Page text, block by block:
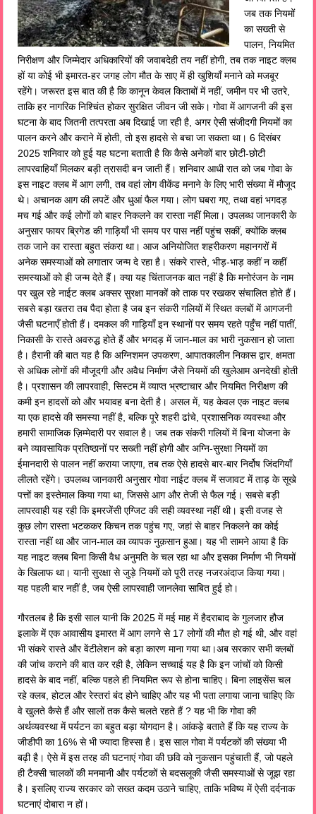
जब तक नियमों
का सख्ती से
पालन, नियमित
निरीक्षण और जिम्मेदार अधिकारियों की जवाबदेही तय नहीं होगी, तब तक नाइट क्लब
हों या कोई भी इमारत-हर जगह लोग मौत के साए में ही खुशियाँ मनाने को मजबूर
रहेंगे। जरूरत इस बात की है कि कानून केवल किताबों में नहीं, जमीन पर भी उतरे,
ताकि हर नागरिक निश्चिंत होकर सुरक्षित जीवन जी सके। गोवा में आगजनी की इस
घटना के बाद जितनी तत्परता अब दिखाई जा रही है, अगर ऐसी संजीदगी नियमों का
पालन करने और कराने में होती, तो इस हादसे से बचा जा सकता था। 6 दिसंबर
2025 शनिवार को हुई यह घटना बताती है कि कैसे अनेकों बार छोटी-छोटी
लापरवाहियाँ मिलकर बड़ी त्रासदी बन जाती हैं। शनिवार आधी रात को जब गोवा के
इस नाइट क्लब में आग लगी, तब वहां लोग वीकेंड मनाने के लिए भारी संख्या में मौजूद
थे। अचानक आग की लपटें और धुआं फैल गया। लोग घबरा गए, तथा वहां भगदड़
मच गई और कई लोगों को बाहर निकलने का रास्ता नहीं मिला। उपलब्ध जानकारी के
अनुसार फायर ब्रिगेड की गाड़ियाँ भी समय पर पास नहीं पहुंच सकीं, क्योंकि क्लब
तक जाने का रास्ता बहुत संकरा था। आज अनियोजित शहरीकरण महानगरों में
अनेक समस्याओं को लगातार जन्म दे रहा है। संकरे रास्ते, भीड़-भाड़ कहीं न कहीं
समस्याओं को ही जन्म देते हैं। क्या यह चिंताजनक बात नहीं है कि मनोरंजन के नाम
पर खुल रहे नाईट क्लब अक्सर सुरक्षा मानकों को ताक पर रखकर संचालित होते हैं।
सबसे बड़ा खतरा तब पैदा होता है जब इन संकरी गलियों में स्थित क्लबों में आगजनी
जैसी घटनाएँ होती हैं। दमकल की गाड़ियाँ इन स्थानों पर समय रहते पहुँच नहीं पातीं,
निकासी के रास्ते अवरुद्ध होते हैं और भगदड़ में जान-माल का भारी नुकसान हो जाता
है। हैरानी की बात यह है कि अग्निशमन उपकरण, आपातकालीन निकास द्वार, क्षमता
से अधिक लोगों की मौजूदगी और अवैध निर्माण जैसे नियमों की खुलेआम अनदेखी होती
है। प्रशासन की लापरवाही, सिस्टम में व्याप्त भ्रष्टाचार और नियमित निरीक्षण की
कमी इन हादसों को और भयावह बना देती है। असल में, यह केवल एक नाइट क्लब
या एक हादसे की समस्या नहीं है, बल्कि पूरे शहरी ढांचे, प्रशासनिक व्यवस्था और
हमारी सामाजिक ज़िम्मेदारी पर सवाल है। जब तक संकरी गलियों में बिना योजना के
बने व्यावसायिक प्रतिष्ठानों पर सख्ती नहीं होगी और अग्नि-सुरक्षा नियमों का
ईमानदारी से पालन नहीं कराया जाएगा, तब तक ऐसे हादसे बार-बार निर्दोष जिंदगियाँ
लीलते रहेंगे। उपलब्ध जानकारी अनुसार गोवा नाईट क्लब में सजावट में ताड़ के सूखे
पत्तों का इस्तेमाल किया गया था, जिससे आग और तेजी से फैल गई। सबसे बड़ी
लापरवाही यह रही कि इमरजेंसी एग्जिट की सही व्यवस्था नहीं थी। इसी वजह से
कुछ लोग रास्ता भटककर किचन तक पहुंच गए, जहां से बाहर निकलने का कोई
रास्ता नहीं था और जान-माल का व्यापक नुक़सान हुआ। यह भी सामने आया है कि
यह नाइट क्लब बिना किसी वैध अनुमति के चल रहा था और इसका निर्माण भी नियमों
के खिलाफ था। यानी सुरक्षा से जुड़े नियमों को पूरी तरह नजरअंदाज किया गया।
यह पहली बार नहीं है, जब ऐसी लापरवाही जानलेवा साबित हुई हो।
गौरतलब है कि इसी साल यानी कि 2025 में मई माह में हैदराबाद के गुलजार हौज
इलाके में एक आवासीय इमारत में आग लगने से 17 लोगों की मौत हो गई थी, और वहां
भी संकरे रास्ते और वेंटीलेशन को बड़ा कारण माना गया था।अब सरकार सभी क्लबों
की जांच कराने की बात कर रही है, लेकिन सच्चाई यह है कि इन जांचों को किसी
हादसे के बाद नहीं, बल्कि पहले ही नियमित रूप से होना चाहिए। बिना लाइसेंस चल
रहे क्लब, होटल और रेस्तरां बंद होने चाहिए और यह भी पता लगाया जाना चाहिए कि
वे खुलते कैसे हैं और सालों तक कैसे चलते रहते हैं ? यह भी कि गोवा की
अर्थव्यवस्था में पर्यटन का बहुत बड़ा योगदान है। आंकड़े बताते हैं कि यह राज्य के
जीडीपी का 16% से भी ज्यादा हिस्सा है। इस साल गोवा में पर्यटकों की संख्या भी
बढ़ी है। ऐसे में इस तरह की घटनाएं गोवा की छवि को नुकसान पहुंचाती हैं, जो पहले
ही टैक्सी चालकों की मनमानी और पर्यटकों से बदसलूकी जैसी समस्याओं से जूझ रहा
है। इसलिए राज्य सरकार को सख्त कदम उठाने चाहिए, ताकि भविष्य में ऐसी दर्दनाक
घटनाएं दोबारा न हों।